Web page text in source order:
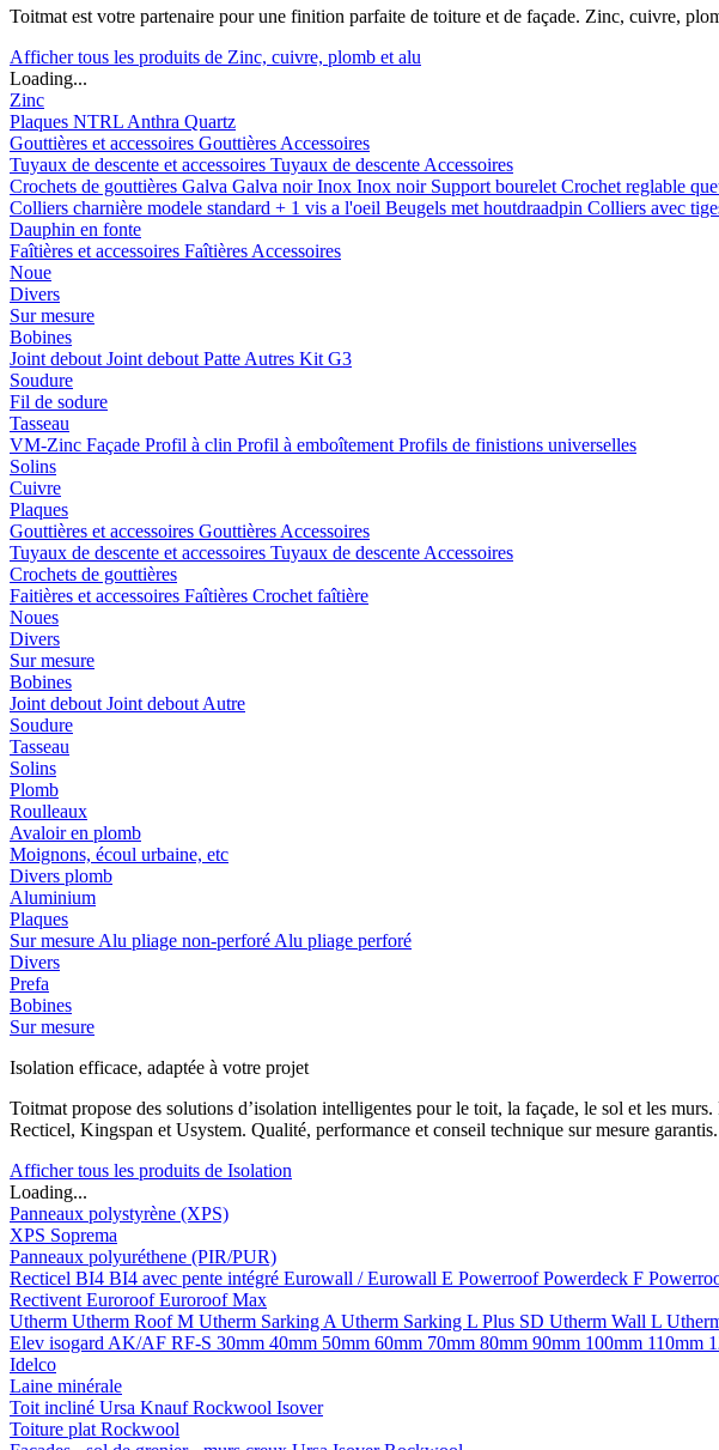
Toitmat est votre partenaire pour une finition parfaite de toiture et de façade. Zinc, cuivre,
Afficher tous les produits de Zinc, cuivre, plomb et alu
Loading...
Zinc
Plaques NTRL Anthra Quartz
Gouttières et accessoires Gouttières Accessoires
Tuyaux de descente et accessoires Tuyaux de descente Accessoires
Crochets de gouttières Galva Galva noirInox Inox noir Support bourelet Crochet reglable
Colliers charnière modele standard + 1 vis a l'oeil Beugels met houtdraadpin Colliers avec
Dauphin en fonte
Faîtières et accessoires Faîtières Accessoires
Noue
Divers
Sur mesure
Bobines
Joint debout Joint debout Patte Autres Kit G3
Soudure
Fil de sodure
Tasseau
VM-Zinc Façade Profil à clin Profil à emboîtement Profils de finistions universelles
Solins
Cuivre
Plaques
Gouttières et accessoires Gouttières Accessoires
Tuyaux de descente et accessoires Tuyaux de descente Accessoires
Crochets de gouttières
Faitières et accessoires Faîtières Crochet faîtière
Noues
Divers
Sur mesure
Bobines
Joint debout Joint debout Autre
Soudure
Tasseau
Solins
Plomb
Roulleaux
Avaloir en plomb
Moignons, écoul urbaine, etc
Divers plomb
Aluminium
Plaques
Sur mesure Alu pliage non-perforé Alu pliage perforé
Divers
Prefa
Bobines
Sur mesure
Isolation efficace, adaptée à votre projet
Toitmat propose des solutions d’isolation intelligentes pour le toit, la façade, le sol et les
Recticel, Kingspan et Usystem. Qualité, performance et conseil technique sur mesure garantis.
Afficher tous les produits de Isolation
Loading...
Panneaux polystyrène (XPS)
XPS Soprema
Panneaux polyuréthene (PIR/PUR)
Recticel BI4 BI4 avec pente intégré Eurowall / Eurowall E PowerroofPowerdeck F
Rectivent EuroroofEuroroof Max
Utherm Utherm Roof M Utherm Sarking A Utherm Sarking L Plus SD Utherm Wall L
Elev isogard AK/AF RF-S 30mm 40mm 50mm 60mm 70mm 80mm 90mm 100mm 110mm
Idelco
Laine minérale
Toit incliné Ursa KnaufRockwool Isover
Toiture plat Rockwool